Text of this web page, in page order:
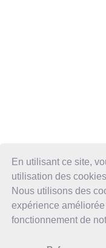
En utilisant ce site,
utilisation des
Nous utilisons des
expérience
fonctionnement de